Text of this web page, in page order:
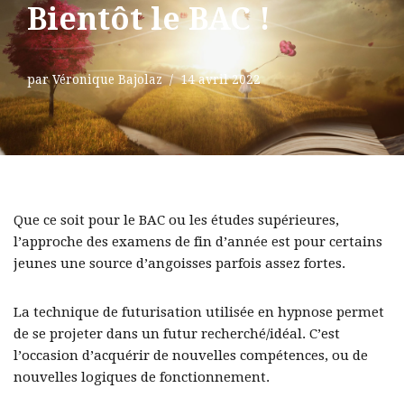
Bientôt le BAC !
parVéronique Bajolaz 14 avril 2022
Que ce soit pour le BAC ou les études supérieures,
l’approche des examens de fin d’année est pour certains
jeunes une source d’angoisses parfois assez fortes.
La technique de futurisation utilisée en hypnose permet
de se projeter dans un futur recherché/idéal. C’est
l’occasion d’acquérir de nouvelles compétences, ou de
nouvelles logiques de fonctionnement.